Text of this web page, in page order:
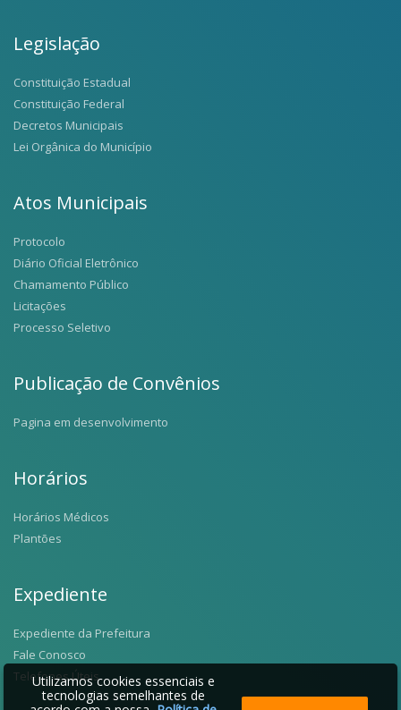
Legislação
Constituição Estadual
Constituição Federal
Decretos Municipais
Lei Orgânica do Município
Atos Municipais
Protocolo
Diário Oficial Eletrônico
Chamamento Público
Licitações
Processo Seletivo
Publicação de Convênios
Pagina em desenvolvimento
Horários
Horários Médicos
Plantões
Expediente
Expediente da Prefeitura
Fale Conosco
Telefones Úteis
Utilizamos cookies essenciais e
tecnologias semelhantes de